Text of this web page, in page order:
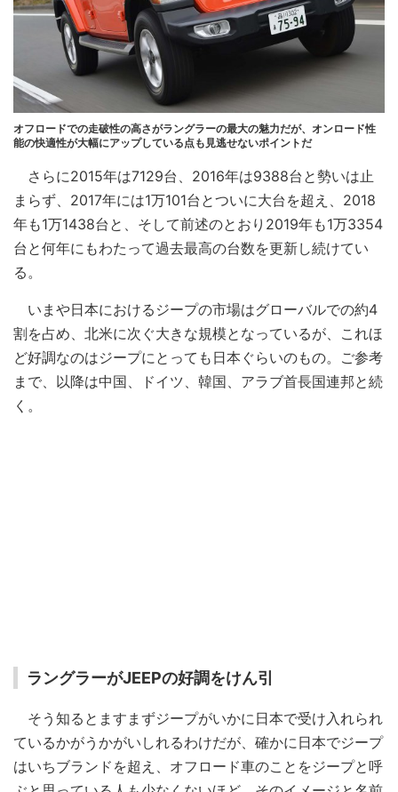
オフロードでの走破性の高さがラングラーの最大の魅力だが、オンロード性
能の快適性が大幅にアップしている点も見逃せないポイントだ
さらに2015年は7129台、2016年は9388台と勢いは止
まらず、2017年には1万101台とついに大台を超え、2018
年も1万1438台と、そして前述のとおり2019年も1万3354
台と何年にもわたって過去最高の台数を更新し続けてい
る。
いまや日本におけるジープの市場はグローバルでの約4
割を占め、北米に次ぐ大きな規模となっているが、これほ
ど好調なのはジープにとっても日本ぐらいのもの。ご参考
まで、以降は中国、ドイツ、韓国、アラブ首長国連邦と続
く。
ラングラーがJEEPの好調をけん引
そう知るとますまずジープがいかに日本で受け入れられ
ているかがうかがいしれるわけだが、確かに日本でジープ
はいちブランドを超え、オフロード車のことをジープと呼